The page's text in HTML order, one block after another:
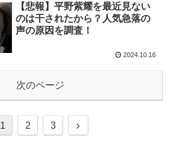
【悲報】平野紫耀を最近見ない
のは干されたから？人気急落の
声の原因を調査！
2024.10.16
次のページ
1 2 3